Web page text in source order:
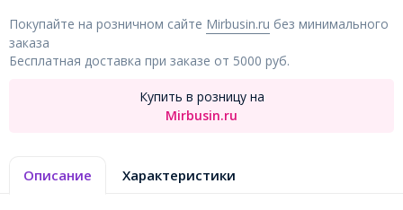
Покупайте на розничном сайте Mirbusin.ru без минимального
заказа
Бесплатная доставка при заказе от 5000 руб.
Купить в розницу на
Mirbusin.ru
Описание Характеристики